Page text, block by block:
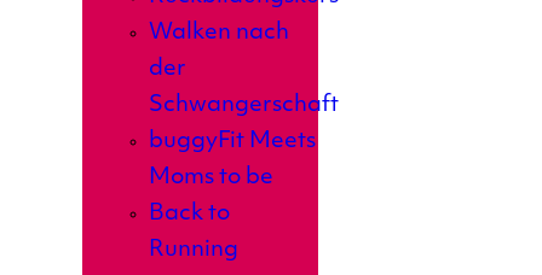
Walken nach
der
Schwangerschaft
buggyFit Meets
Moms to be
Back to
Running